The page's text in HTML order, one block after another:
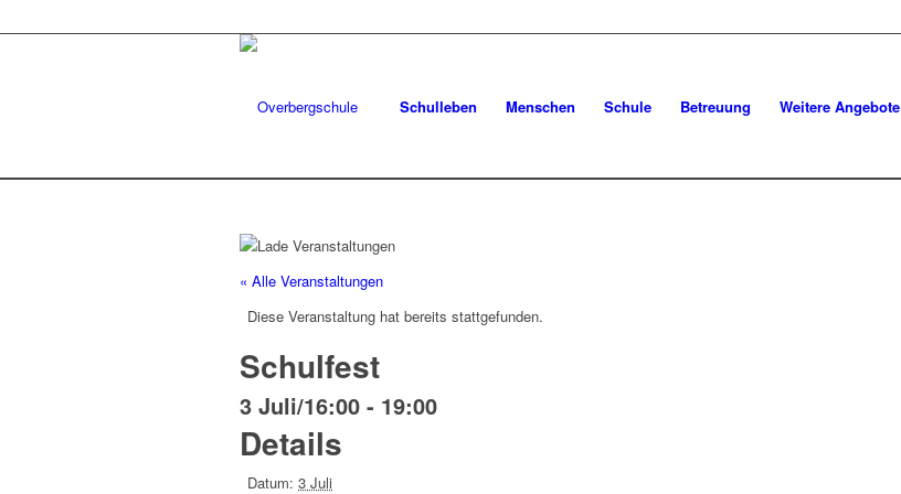
Schulleben Menschen Schule Betreuung Weitere Angebote
« Alle Veranstaltungen
Diese Veranstaltung hat bereits stattgefunden.
Schulfest
3 Juli/16:00 - 19:00
Details
Datum: 3 Juli